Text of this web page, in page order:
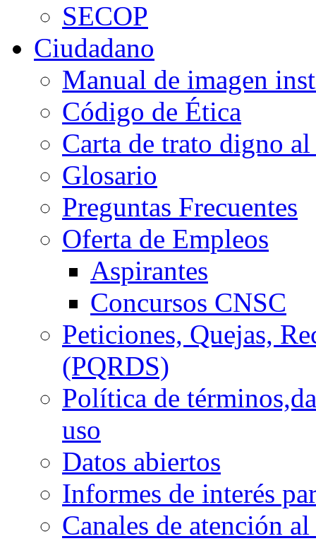
SECOP
Ciudadano
Manual de imagen
Código de Ética
Carta de trato digno
Glosario
Preguntas Frecuentes
Oferta de Empleos
Aspirantes
Concursos CNSC
Peticiones, Quejas,
(PQRDS)
Política de
uso
Datos abiertos
Informes de interés
Canales de atención